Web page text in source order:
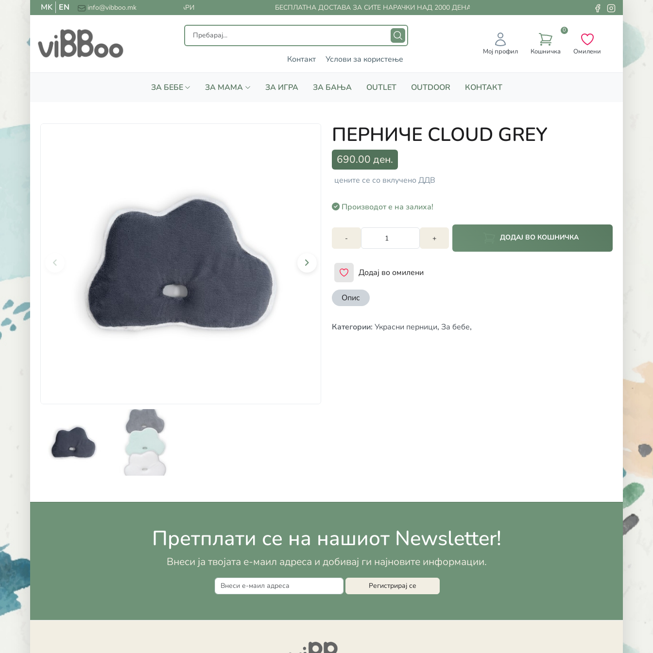
MK EN info@vibboo.mk
ДОСТАВА ЗА СИТЕ НАРАЧКИ НАД 2000 ДЕНАРИ БЕСПЛАТНА ДОСТАВА ЗА СИТЕ НАРАЧКИ НАД 2000 ДЕНАРИ
Контакт Услови за користење
Мој профил
0
Кошничка Омилени
ЗА БЕБЕ ЗА МАМА ЗА ИГРА ЗА БАЊА OUTLET OUTDOOR КОНТАКТ
ПЕРНИЧЕ CLOUD GREY
690.00 ден.
цените се со вклучено ДДВ
Производот е на залиха!
- + ДОДАЈ ВО КОШНИЧКА
Додај во омилени
Опис
Категории: Украсни перници, За бебе,
Претплати се на нашиот Newsletter!
Внеси ја твојата е-маил адреса и добивај ги најновите информации.
Регистрирај се